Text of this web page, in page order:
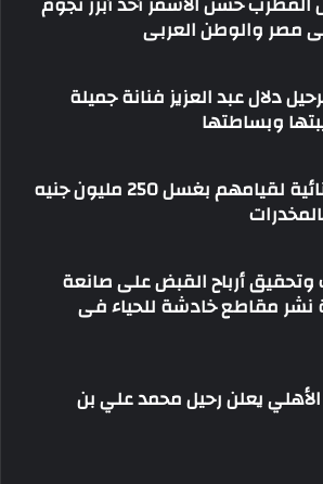
مصر والوطن العربى
دلال عبد العزيز فنانة جميلة
وبساطتها
سقوط 6 عناصر جنائية لقيامهم بغسل 250 مليون جنيه
وتحقيق أرباح القبض على صانعة
مقاطع خادشة للحياء فى
يعلن رحيل محمد علي بن